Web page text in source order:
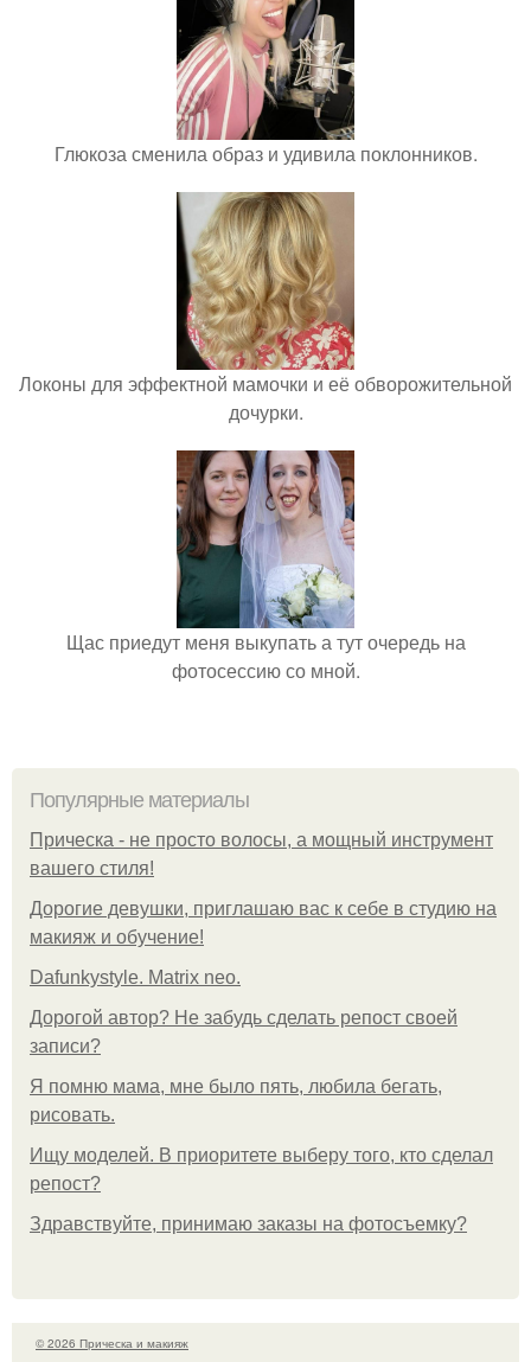
Глюкоза сменила образ и удивила поклонников.
Локоны для эффектной мамочки и её обворожительной
дочурки.
Щас приедут меня выкупать а тут очередь на
фотосессию со мной.
Популярные материалы
Прическа - не просто волосы, а мощный инструмент
вашего стиля!
Дорогие девушки, приглашаю вас к себе в студию на
макияж и обучение!
Dafunkystyle. Matrix neo.
Дорогой автор? Не забудь сделать репост своей
записи?
Я помню мама, мне было пять, любила бегать,
рисовать.
Ищу моделей. В приоритете выберу того, кто сделал
репост?
Здравствуйте, принимаю заказы на фотосъемку?
© 2026 Прическа и макияж